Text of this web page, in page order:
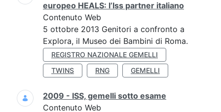
europeo HEALS: l’Iss partner italiano
Contenuto Web
5 ottobre 2013 Genitori a confronto a
Explora, il Museo dei Bambini di Roma.
REGISTRO NAZIONALE GEMELLI
TWINS
RNG GEMELLI
2009 - ISS, gemelli sotto esame
Contenuto Web